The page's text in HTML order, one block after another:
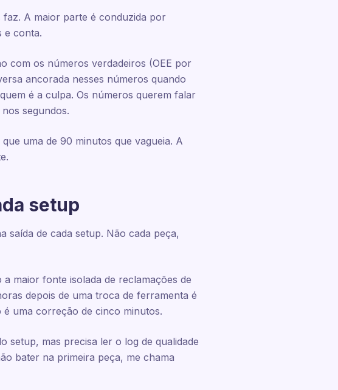
A maior parte é conduzida por
e conta.
com os números verdadeiros (OEE por
ancorada nesses números quando
é a culpa. Os números querem falar
segundos.
uma de 90 minutos que vagueia. A
setup
saída de cada setup. Não cada peça,
maior fonte isolada de reclamações de
depois de uma troca de ferramenta é
uma correção de cinco minutos.
setup, mas precisa ler o log de qualidade
bater na primeira peça, me chama